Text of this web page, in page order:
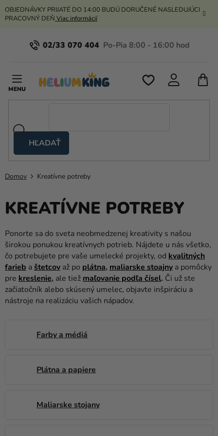
Prejsť
na
OBJEDNÁVKY PRIJATÉ DO 14:00 BUDÚ DORUČENÉ NASLEDUJÚCI
PRACOVNÝ DEŇ Viac informácií
02/33 070 404
HĽADAŤ
stany
Kanekalon
Hélium
a
Svadba
Párty
Výzdoba
a
doplnky
kostýmy a
Oblečenie
Novinky
Domov Kreatívne potreby
KREATÍVNE POTREBY
Ponorte sa do sveta neobmedzenej kreativity s našou
širokou ponukou kreatívnych potrieb. Nájdete u nás všetko,
čo potrebujete pre vaše umelecké projekty, od kvalitných
farieb aštetcov až po plátna, maliarske stoajny a pomôcky
pre kreslenie, ale tiež maľovanie podľa čísel. Či už ste
začiatočník alebo skúsený umelec, objavte inšpiráciu a
nástroje na realizáciu vašich nápadov.
Farby a médiá
Plátna a papiere
Maliarske stojany